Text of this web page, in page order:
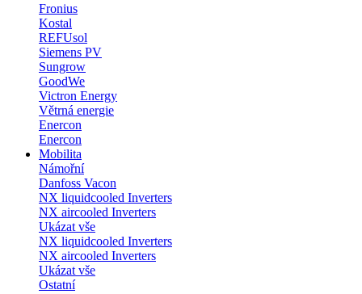
Fronius
Kostal
REFUsol
Siemens PV
Sungrow
GoodWe
Victron Energy
Větrná energie
Enercon
Enercon
Mobilita
Námořní
Danfoss Vacon
NX liquidcooled Inverters
NX aircooled Inverters
Ukázat vše
NX liquidcooled Inverters
NX aircooled Inverters
Ukázat vše
Ostatní